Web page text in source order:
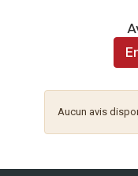
Aucun avis